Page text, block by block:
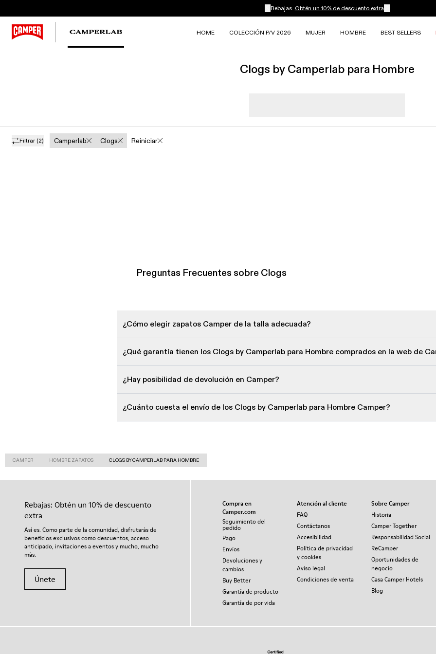
Rebajas: Obtén un 10% de descuento extra
HOME COLECCIÓN P/V 2026 MUJER HOMBRE BEST SELLERS
Clogs by Camperlab para Hombre
Filtrar (2) Camperlab Clogs Reiniciar
Preguntas Frecuentes sobre Clogs
¿Cómo elegir zapatos Camper de la talla adecuada?
¿Qué garantía tienen los Clogs by Camperlab para Hombre comprados en la web de
¿Hay posibilidad de devolución en Camper?
¿Cuánto cuesta el envío de los Clogs by Camperlab para Hombre Camper?
CAMPER HOMBRE ZAPATOS CLOGS BY CAMPERLAB PARA HOMBRE
Rebajas: Obtén un 10% de descuento
extra
Así es. Como parte de la comunidad, disfrutarás de
beneficios exclusivos como descuentos, acceso
anticipado, invitaciones a eventos y mucho, mucho
más.
Únete
Compra en
Camper.com
Seguimiento del
pedido
Pago
Envíos
Devoluciones y
cambios
Buy Better
Garantía de producto
Garantía de por vida
Atención al cliente
FAQ
Contáctanos
Accesibilidad
Política de privacidad
y cookies
Aviso legal
Condiciones de venta
Sobre Camper
Historia
Camper Together
Responsabilidad Social
ReCamper
Oportunidades de
negocio
Casa Camper Hotels
Blog